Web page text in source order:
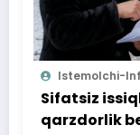
Istemolchi-
Sifatsiz
qarzdorlik